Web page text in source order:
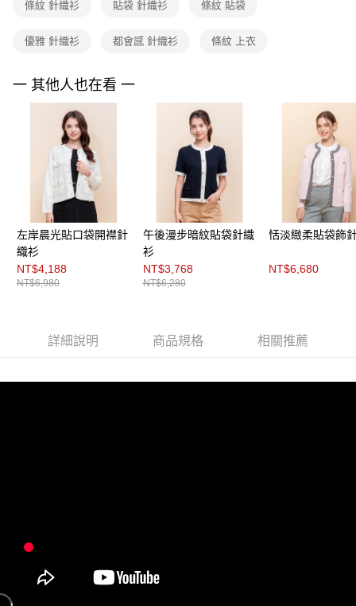
１．透過由恩沛科技股份有限公司提供之「AFTEE先享後付」服務完成之交
２．關於個人資料處理事宜，請瀏覽以下網址：
https://aftee.tw/terms/#terms3
３．未成年的使用者請事先徵得法定代理人或監護人之同意方可使用
「AFTEE先享後付」，若未經同意申辦者引起之損失，本公司不負相關責
４．使用「AFTEE先享後付」時，將依據個別帳號之用戶狀況，依本公司即
時審查核予不同之上限額度；若仍有額度不足之情形，本公司將視審查結果
請求用戶進行身份認證。
５．嚴禁一人註冊多個帳號或使用他人資訊註冊。若發現惡意使用之情形，
恩沛科技股份有限公司將有權停止該用戶之使用額度並採取法律行動。
免運費
條紋 針織衫 貼袋 針織衫 條紋 貼袋
優雅 針織衫 都會感 針織衫 條紋 上衣
一 其他人也在看 一
左岸晨光貼口袋開襟針
織衫
NT$4,188
NT$6,980
午後漫步暗紋貼袋針織
衫
NT$3,768
NT$6,280
恬淡緻柔貼袋飾
NT$6,680
詳細說明 商品規格 相關推薦